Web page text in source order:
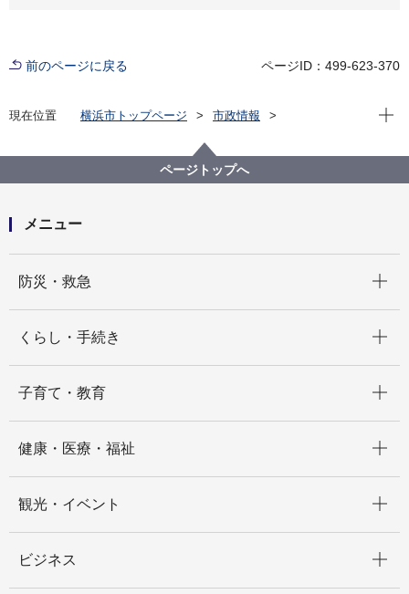
前のページに戻る ページID：499-623-370
現在位置 横浜市トップページ
市政情報
記者発表 2022年度
歩道橋ネーミングライツの提案について、市民の皆様
のご意見を募集します
現在
ページトップへ
メニュー
防災・救急
くらし・手続き
子育て・教育
健康・医療・福祉
観光・イベント
ビジネス